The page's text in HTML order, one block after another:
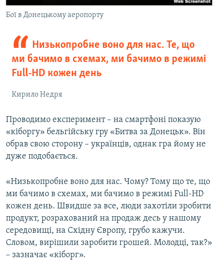
Бої в Донецькому аеропорту
Низькопробне воно для нас. Те, що
ми бачимо в схемах, ми бачимо в режимі
Full-HD кожен день
Кирило Недря
Проводимо експеримент – на смартфоні показую
«кіборгу» бельгійську гру «Битва за Донецьк». Він
обрав свою сторону – українців, однак гра йому не
дуже подобається.
«Низькопробне воно для нас. Чому? Тому що те, що
ми бачимо в схемах, ми бачимо в режимі Full-HD
кожен день. Швидше за все, люди захотіли зробити
продукт, розрахований на продаж десь у нашому
середовищі, на Східну Європу, грубо кажучи.
Словом, вирішили заробити грошей. Молодці, так?»
– зазначає «кіборг».